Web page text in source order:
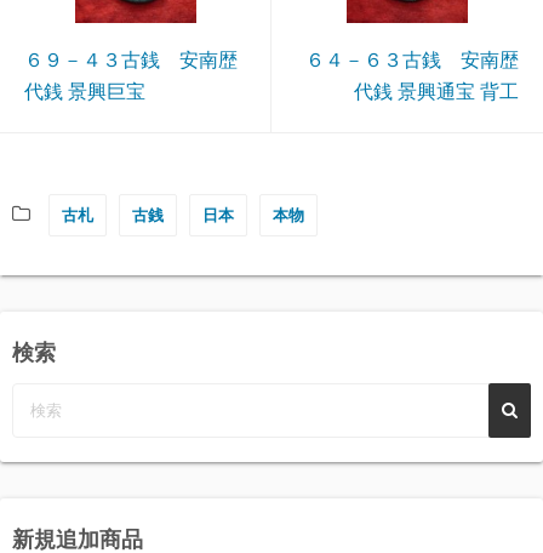
６９－４３古銭 安南歴
代銭 景興巨宝
６４－６３古銭 安南歴
代銭 景興通宝 背工
古札 古銭 日本 本物
検索
新規追加商品